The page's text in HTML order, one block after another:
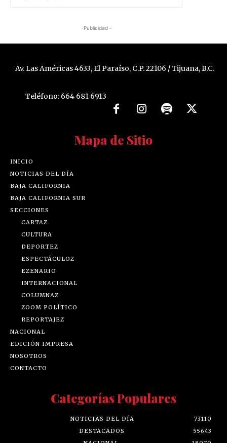
-Publicidad -
Av. Las Américas 4633, El Paraíso, C.P. 22106 / Tijuana, B.C.
Teléfono: 664 681 6913
Mapa de Sitio
INICIO
NOTICIAS DEL DÍA
BAJA CALIFORNIA
BAJA CALIFORNIA SUR
SECCIONES
CARTAZ
CULTURA
DEPORTEZ
ESPECTÁCULOZ
EZENARIO
INTERNACIONAL
COLUMNAZ
ZOOM POLÍTICO
REPORTAJEZ
NACIONAL
EDICIÓN IMPRESA
NOSOTROS
CONTACTO
Categorías Populares
NOTICIAS DEL DÍA
73110
DESTACADOS
55643